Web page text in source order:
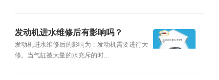
发动机进水维修后有影响吗？
发动机进水维修后的影响为：发动机需要进行大
修。当气缸被大量的水充斥的时...